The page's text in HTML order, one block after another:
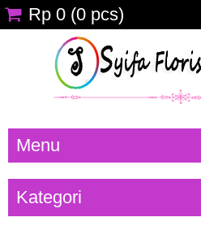
Rp 0 (0 pcs)
Menu
Kategori